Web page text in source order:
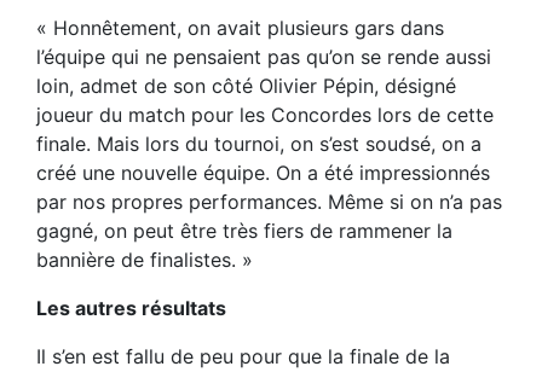
« Honnêtement, on avait plusieurs gars dans
l’équipe qui ne pensaient pas qu’on se rende aussi
loin, admet de son côté Olivier Pépin, désigné
joueur du match pour les Concordes lors de cette
finale. Mais lors du tournoi, on s’est soudsé, on a
créé une nouvelle équipe. On a été impressionnés
par nos propres performances. Même si on n’a pas
gagné, on peut être très fiers de rammener la
bannière de finalistes. »
Les autres résultats
Il s’en est fallu de peu pour que la finale de la